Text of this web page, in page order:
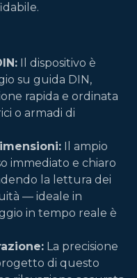
Il dispositivo è
su guida DIN,
rapida e ordinata
o armadi di
Il ampio
immediato e chiaro
la lettura dei
— ideale in
in tempo reale è
La precisione
di questo